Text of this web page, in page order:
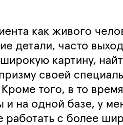
как живого
детали, часто
картину,
своей
того, в то
на одной базе, у
с более